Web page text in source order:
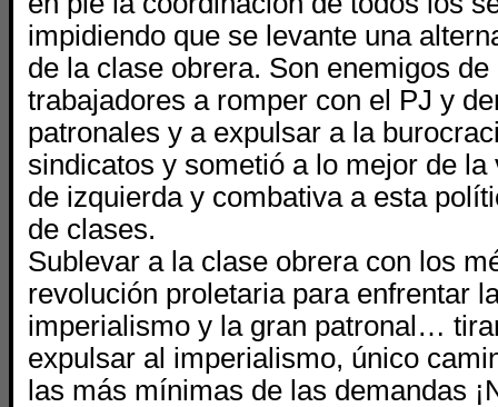
impidiendo que se levante una
de la clase obrera. Son enemigos
trabajadores a romper con el PJ y
patronales y a expulsar a la
sindicatos y sometió a lo mejor de la
de izquierda y combativa a esta
de clases.
Sublevar a la clase obrera con los
revolución proletaria para enfrentar
imperialismo y la gran patronal…
expulsar al imperialismo, único
las más mínimas de las demandas